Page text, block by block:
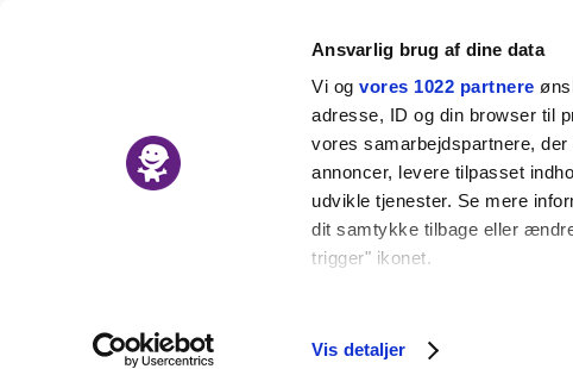
Ansvarlig brug af dine data
Vi ogvores 1022 partnere
adresse, ID og din browser til
vores samarbejdspartnere,
annoncer, levere tilpasset
udvikle tjenester. Se mere
dit samtykke tilbage eller
trigger" ikonet.
Indsamle præcise
Vis detaljer
Børn i byen Prisen
Børnefødselsdag